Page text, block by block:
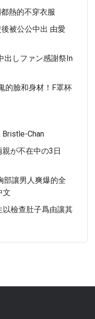
熱的不穿衣服
被公公中出 由愛
出しファン感謝祭in
的臉和身材！F罩杯
Bristle-Chan
親が不在中の3日
部讓男人爽爆的全
文
檢查肚子爲由讓其